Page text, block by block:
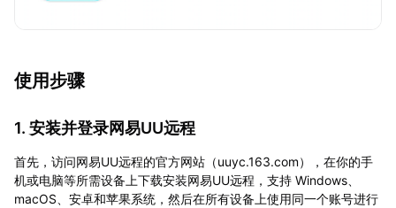
使用步骤
1. 安装并登录网易UU远程
首先，访问网易UU远程的官方网站（uuyc.163.com），在你的手
机或电脑等所需设备上下载安装网易UU远程，支持 Windows、
macOS、安卓和苹果系统，然后在所有设备上使用同一个账号进行